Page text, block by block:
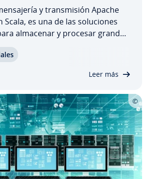
y tra­n­s­mi­sión Apache
Scala, es una de las so­lu­cio­nes
almacenar y procesar grandes
los re­qui­si­tos previos para
Leer más